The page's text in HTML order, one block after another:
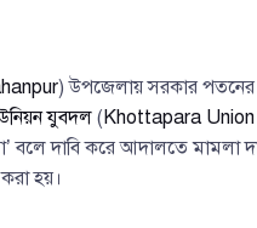
) উপজেলায় সরকার পতনের
যুবদল(Khottapara
বলে দাবি করে আদালতে মামলা
হয়।